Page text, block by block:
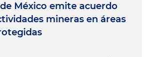
de México emite acuerdo
mineras en áreas